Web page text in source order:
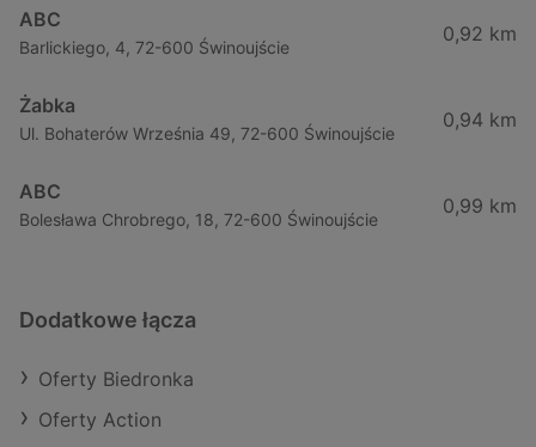
ABC
Barlickiego, 4, 72-600 Świnoujście
0,92 km
Żabka
Ul. Bohaterów Września 49, 72-600 Świnoujście
0,94 km
ABC
Bolesława Chrobrego, 18, 72-600 Świnoujście
0,99 km
Dodatkowe łącza
Oferty Biedronka
Oferty Action